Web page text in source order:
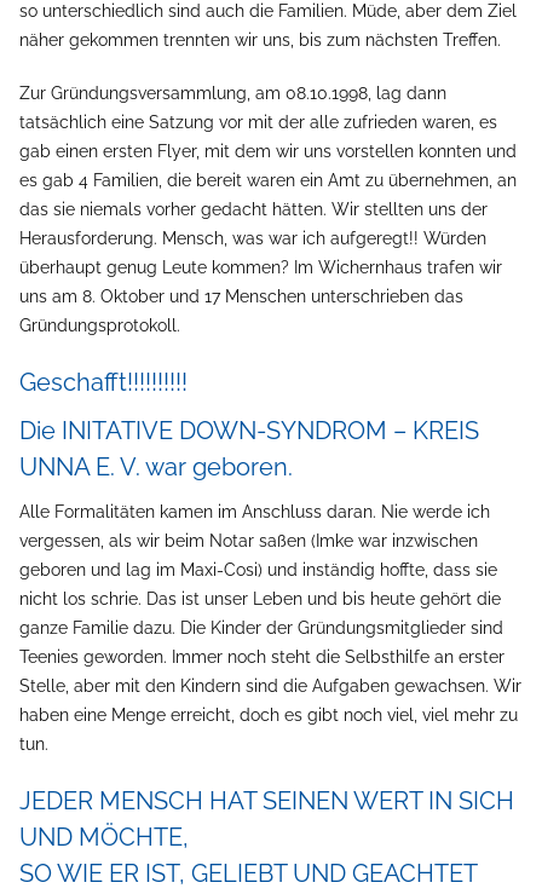
so unterschiedlich sind auch die Familien. Müde, aber dem Ziel
näher gekommen trennten wir uns, bis zum nächsten Treffen.
Zur Gründungsversammlung, am 08.10.1998, lag dann
tatsächlich eine Satzung vor mit der alle zufrieden waren, es
gab einen ersten Flyer, mit dem wir uns vorstellen konnten und
es gab 4 Familien, die bereit waren ein Amt zu übernehmen, an
das sie niemals vorher gedacht hätten. Wir stellten uns der
Herausforderung. Mensch, was war ich aufgeregt!! Würden
überhaupt genug Leute kommen? Im Wichernhaus trafen wir
uns am 8. Oktober und 17 Menschen unterschrieben das
Gründungsprotokoll.
Geschafft!!!!!!!!!!
Die INITATIVE DOWN-SYNDROM – KREIS
UNNA E. V. war geboren.
Alle Formalitäten kamen im Anschluss daran. Nie werde ich
vergessen, als wir beim Notar saßen (Imke war inzwischen
geboren und lag im Maxi-Cosi) und inständig hoffte, dass sie
nicht los schrie. Das ist unser Leben und bis heute gehört die
ganze Familie dazu. Die Kinder der Gründungsmitglieder sind
Teenies geworden. Immer noch steht die Selbsthilfe an erster
Stelle, aber mit den Kindern sind die Aufgaben gewachsen. Wir
haben eine Menge erreicht, doch es gibt noch viel, viel mehr zu
tun.
JEDER MENSCH HAT SEINEN WERT IN SICH
UND MÖCHTE,
SO WIE ER IST, GELIEBT UND GEACHTET